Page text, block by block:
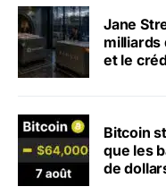
Jane
milliards
et le
Bitcoin
que les
de